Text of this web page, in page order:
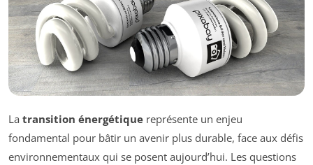
La transition énergétique représente un enjeu
fondamental pour bâtir un avenir plus durable, face aux défis
environnementaux qui se posent aujourd’hui. Les questions